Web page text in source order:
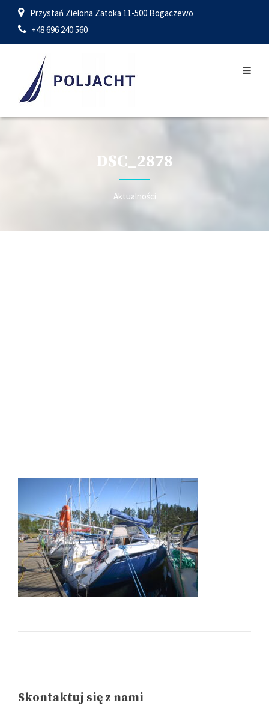
Przystań Zielona Zatoka 11-500 Bogaczewo
+48 696 240 560
DSC_2878
Aktualności
Skontaktuj się z nami